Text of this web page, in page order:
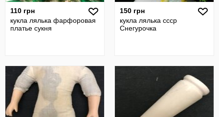
110 грн
кукла лялька фарфоровая
платье сукня
150 грн
кукла лялька ссср
Снегурочка